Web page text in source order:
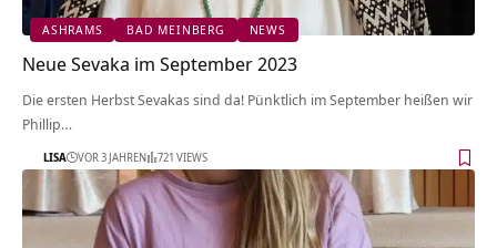
ASHRAMS BAD MEINBERG NEWS
Neue Sevaka im September 2023
Die ersten Herbst Sevakas sind da! Pünktlich im September heißen wir
Phillip…
LISA VOR 3 JAHREN 721 VIEWS